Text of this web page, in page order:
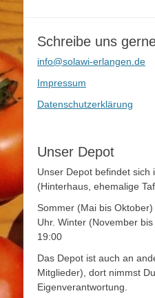
Schreibe uns
info@solawi-erlangen.de
Impressum
Datenschutzerklärung
Unser Depot
Unser Depot befindet sich
(Hinterhaus, ehemalige
Sommer (Mai bis
Uhr. Winter (November
19:00
Das Depot ist auch an
Mitglieder), dort nimmst
Eigenverantwortung.